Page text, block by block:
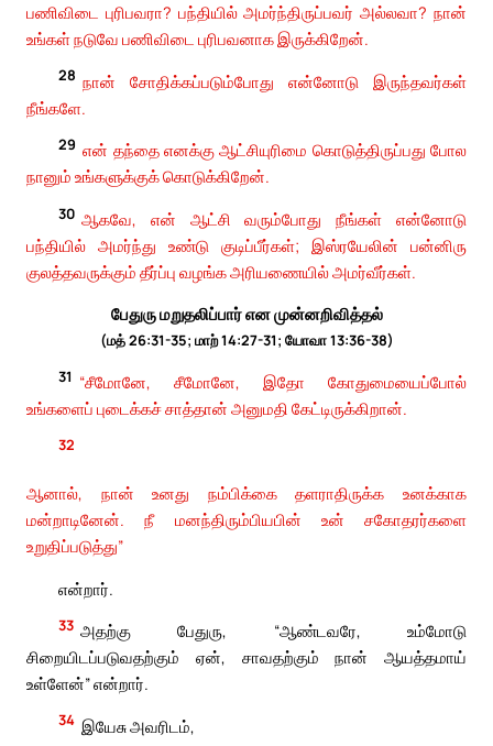
பணிவிடை புரிபவரா? பந்தியில் அமர்ந்திருப்பவர் அல்லவா? நான்
உங்கள் நடுவே பணிவிடை புரிபவனாக இருக்கிறேன்.
28 நான் சோதிக்கப்படும்போது என்னோடு இருந்தவர்கள்
நீங்களே.
29 என் தந்தை எனக்கு ஆட்சியுரிமை கொடுத்திருப்பது போல
நானும் உங்களுக்குக் கொடுக்கிறேன்.
30 ஆகவே, என் ஆட்சி வரும்போது நீங்கள் என்னோடு
பந்தியில் அமர்ந்து உண்டு குடிப்பீர்கள்; இஸ்ரயேலின் பன்னிரு
குலத்தவருக்கும் தீர்ப்பு வழங்க அரியணையில் அமர்வீர்கள்.
பேதுரு மறுதலிப்பார் என முன்னறிவித்தல்
(மத் 26:31-35; மாற் 14:27-31; யோவா 13:36-38)
31 “சீமோனே, சீமோனே, இதோ கோதுமையைப்போல்
உங்களைப் புடைக்கச் சாத்தான் அனுமதி கேட்டிருக்கிறான்.
32
ஆனால், நான் உனது நம்பிக்கை தளராதிருக்க உனக்காக
மன்றாடினேன். நீ மனந்திரும்பியபின் உன் சகோதரர்களை
உறுதிப்படுத்து”
என்றார்.
33 அதற்கு பேதுரு, “ஆண்டவரே, உம்மோடு
சிறையிடப்படுவதற்கும் ஏன், சாவதற்கும் நான் ஆயத்தமாய்
உள்ளேன்” என்றார்.
34 இயேசு அவரிடம்,